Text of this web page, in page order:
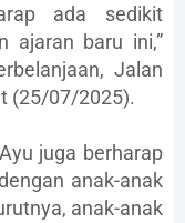
ada sedikit
ajaran baru ini,”
Jalan
(25/07/2025).
juga berharap
anak-anak
anak-anak